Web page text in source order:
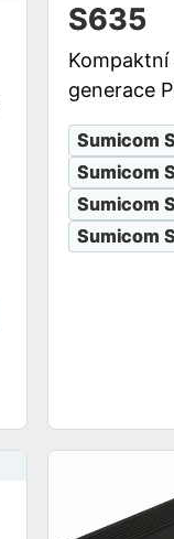
S635
generace
Sumicom
Sumicom
Sumicom
Sumicom